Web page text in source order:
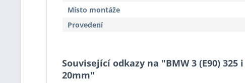
Místo montáže
Provedení
Související odkazy na "BMW 3 (E90) 325
20mm"